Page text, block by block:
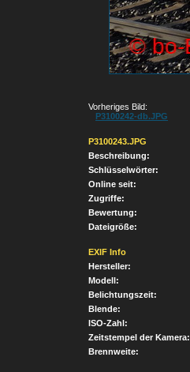
Vorheriges Bild:
P3100242-db.JPG
P3100243.JPG
Beschreibung:
Schlüsselwörter:
Online seit:
Zugriffe:
Bewertung:
Dateigröße:
EXIF Info
Hersteller:
Modell:
Belichtungszeit:
Blende:
ISO-Zahl:
Zeitstempel der Kamera:
Brennweite: